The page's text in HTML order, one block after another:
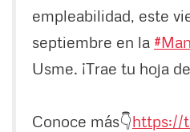
empleabilidad, este
septiembre en la
Usme. ¡Trae tu hoja
Conoce más👇https://